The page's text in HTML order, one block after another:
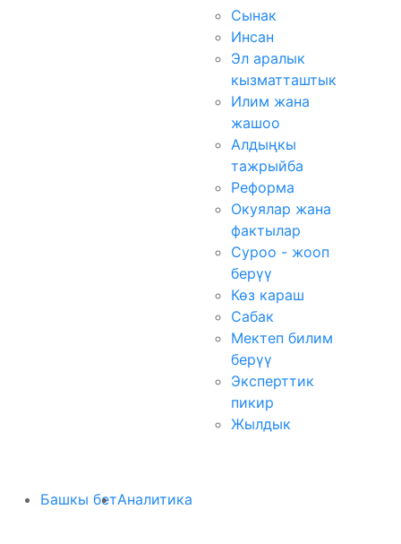
Сынак
Инсан
Эл аралык
кызматташтык
Илим жана
жашоо
Алдыңкы
тажрыйба
Реформа
Окуялар жана
фактылар
Суроо - жооп
берүү
Көз караш
Сабак
Мектеп билим
берүү
Эксперттик
пикир
Жылдык
Башкы бетАналитика